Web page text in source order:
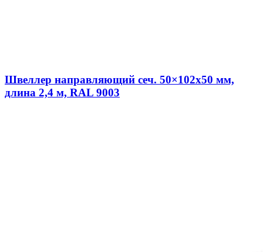
Швеллер направляющий сеч. 50×102х50 мм,
длина 2,4 м, RAL 9003